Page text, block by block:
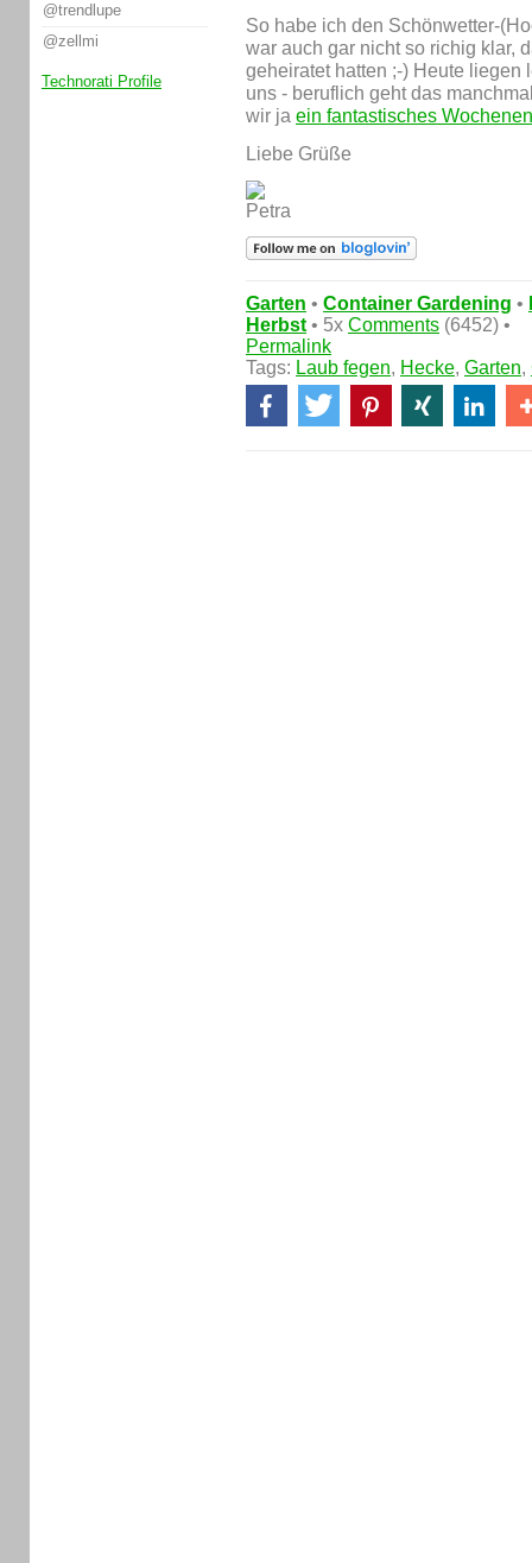
So habe ich den Schönwetter-
war auch gar nicht so richig klar,
geheiratet hatten ;-) Heute
uns - beruflich geht das
wir ja ein fantastisches
Liebe Grüße
Garten • Container Gardening •
Herbst • 5x Comments (6452) •
Permalink
Tags: Laub fegen, Hecke, Garten,
@trendlupe
@zellmi
Technorati Profile